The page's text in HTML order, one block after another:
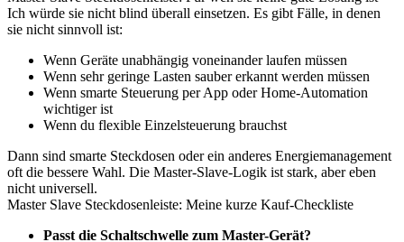
Ich würde sie nicht blind überall einsetzen. Es gibt Fälle, in denen
sie nicht sinnvoll ist:
Wenn Geräte unabhängig voneinander laufen müssen
Wenn sehr geringe Lasten sauber erkannt werden müssen
Wenn smarte Steuerung per App oder Home-Automation
wichtiger ist
Wenn du flexible Einzelsteuerung brauchst
Dann sind smarte Steckdosen oder ein anderes Energiemanagement
oft die bessere Wahl. Die Master-Slave-Logik ist stark, aber eben
nicht universell.
Master Slave Steckdosenleiste: Meine kurze Kauf-Checkliste
Passt die Schaltschwelle zum Master-Gerät?